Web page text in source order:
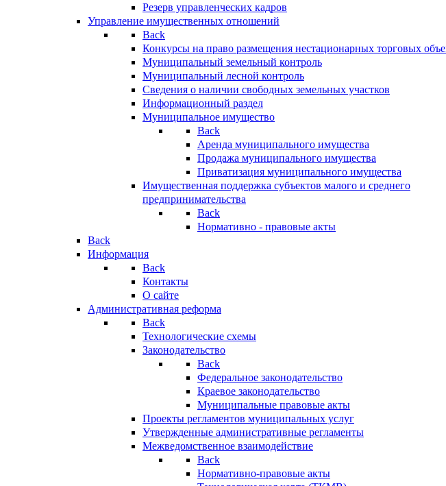
Резерв управленческих кадров
Управление имущественных отношений
Back
Конкурсы на право размещения нестационарных торговых
Муниципальный земельный контроль
Муниципальный лесной контроль
Сведения о наличии свободных земельных участков
Информационный раздел
Муниципальное имущество
Back
Аренда муниципального имущества
Продажа муниципального имущества
Приватизация муниципального имущества
Имущественная поддержка субъектов малого и среднего
предпринимательства
Back
Нормативно - правовые акты
Back
Информация
Back
Контакты
О сайте
Административная реформа
Back
Технологические схемы
Законодательство
Back
Федеральное законодательство
Краевое законодательство
Муниципальные правовые акты
Проекты регламентов муниципальных услуг
Утвержденные административные регламенты
Межведомственное взаимодействие
Back
Нормативно-правовые акты